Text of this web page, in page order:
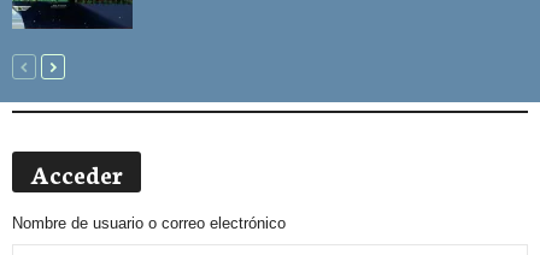
Acceder
Nombre de usuario o correo electrónico